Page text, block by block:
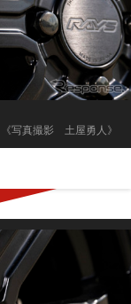
《写真撮影 土屋勇人》